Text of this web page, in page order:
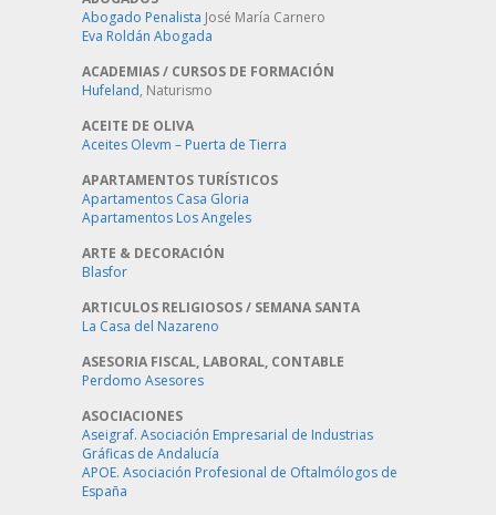
Abogado Penalista José María Carnero
Eva Roldán Abogada
ACADEMIAS / CURSOS DE FORMACIÓN
Hufeland, Naturismo
ACEITE DE OLIVA
Aceites Olevm – Puerta de Tierra
APARTAMENTOS TURÍSTICOS
Apartamentos Casa Gloria
Apartamentos Los Angeles
ARTE & DECORACIÓN
Blasfor
ARTICULOS RELIGIOSOS / SEMANA SANTA
La Casa del Nazareno
ASESORIA FISCAL, LABORAL, CONTABLE
Perdomo Asesores
ASOCIACIONES
Aseigraf. Asociación Empresarial de Industrias
Gráficas de Andalucía
APOE. Asociación Profesional de Oftalmólogos de
España